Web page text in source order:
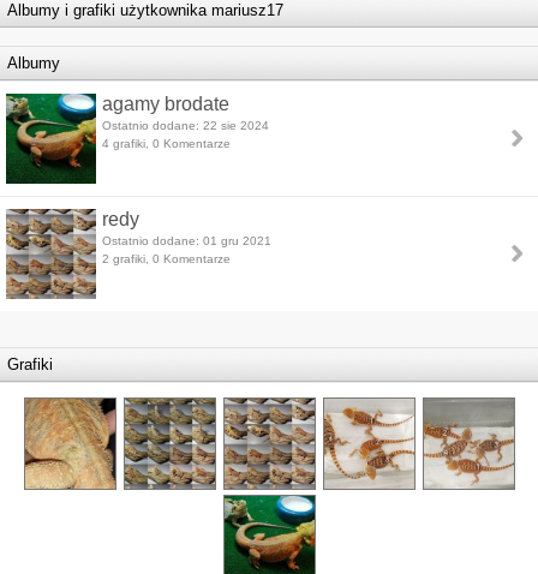
Albumy i grafiki użytkownika mariusz17
Albumy
agamy brodate
Ostatnio dodane: 22 sie 2024
4 grafiki, 0 Komentarze
redy
Ostatnio dodane: 01 gru 2021
2 grafiki, 0 Komentarze
Grafiki